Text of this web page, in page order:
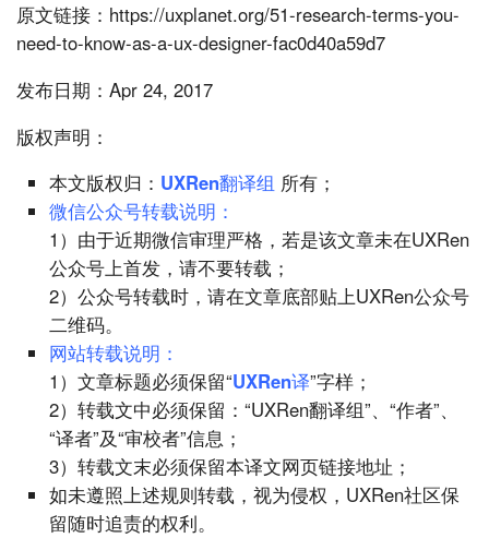
原文链接：https://uxplanet.org/51-research-terms-you-
need-to-know-as-a-ux-designer-fac0d40a59d7
发布日期：Apr 24, 2017
版权声明：
本文版权归： UXRen翻译组 所有；
微信公众号转载说明：
1）由于近期微信审理严格，若是该文章未在UXRen
公众号上首发，请不要转载；
2）公众号转载时，请在文章底部贴上UXRen公众号
二维码。
网站转载说明：
1）文章标题必须保留“UXRen译”字样；
2）转载文中必须保留：“UXRen翻译组”、“作者”、
“译者”及“审校者”信息；
3）转载文末必须保留本译文网页链接地址；
如未遵照上述规则转载，视为侵权，UXRen社区保
留随时追责的权利。